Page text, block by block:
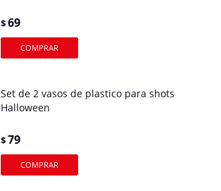
$69
Set de 2 vasos de plastico para shots
Halloween
$79